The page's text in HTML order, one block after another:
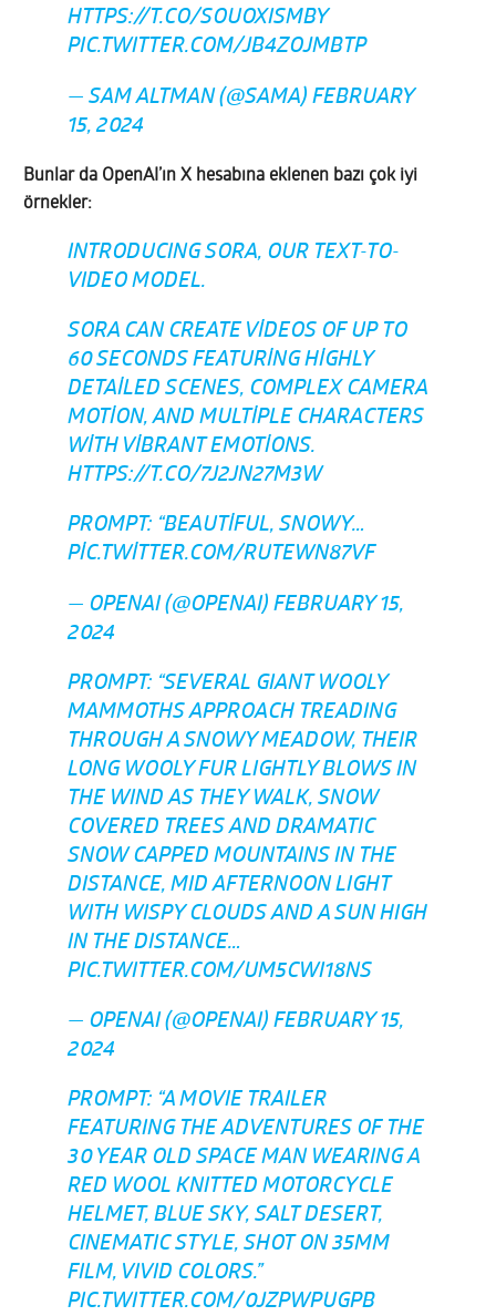
HTTPS://T.CO/SOUOXISMBY
PIC.TWITTER.COM/JB4ZOJMBTP
— SAM ALTMAN (@SAMA)FEBRUARY
15, 2024
Bunlar da OpenAI’ın X hesabına eklenen bazı çok iyi
örnekler:
INTRODUCING SORA, OUR TEXT-TO-
VIDEO MODEL.
SORA CAN CREATE VIDEOS OF UP TO
60 SECONDS FEATURING HIGHLY
DETAILED SCENES, COMPLEX CAMERA
MOTION, AND MULTIPLE CHARACTERS
WITH VIBRANT EMOTIONS.
HTTPS://T.CO/7J2JN27M3W
PROMPT: “BEAUTIFUL, SNOWY…
PIC.TWITTER.COM/RUTEWN87VF
— OPENAI (@OPENAI)FEBRUARY 15,
2024
PROMPT: “SEVERAL GIANT WOOLY
MAMMOTHS APPROACH TREADING
THROUGH A SNOWY MEADOW, THEIR
LONG WOOLY FUR LIGHTLY BLOWS IN
THE WIND AS THEY WALK, SNOW
COVERED TREES AND DRAMATIC
SNOW CAPPED MOUNTAINS IN THE
DISTANCE, MID AFTERNOON LIGHT
WITH WISPY CLOUDS AND A SUN HIGH
IN THE DISTANCE…
PIC.TWITTER.COM/UM5CWI18NS
— OPENAI (@OPENAI)FEBRUARY 15,
2024
PROMPT: “A MOVIE TRAILER
FEATURING THE ADVENTURES OF THE
30 YEAR OLD SPACE MAN WEARING A
RED WOOL KNITTED MOTORCYCLE
HELMET, BLUE SKY, SALT DESERT,
CINEMATIC STYLE, SHOT ON 35MM
FILM, VIVID COLORS.”
PIC.TWITTER.COM/0JZPWPUGPB